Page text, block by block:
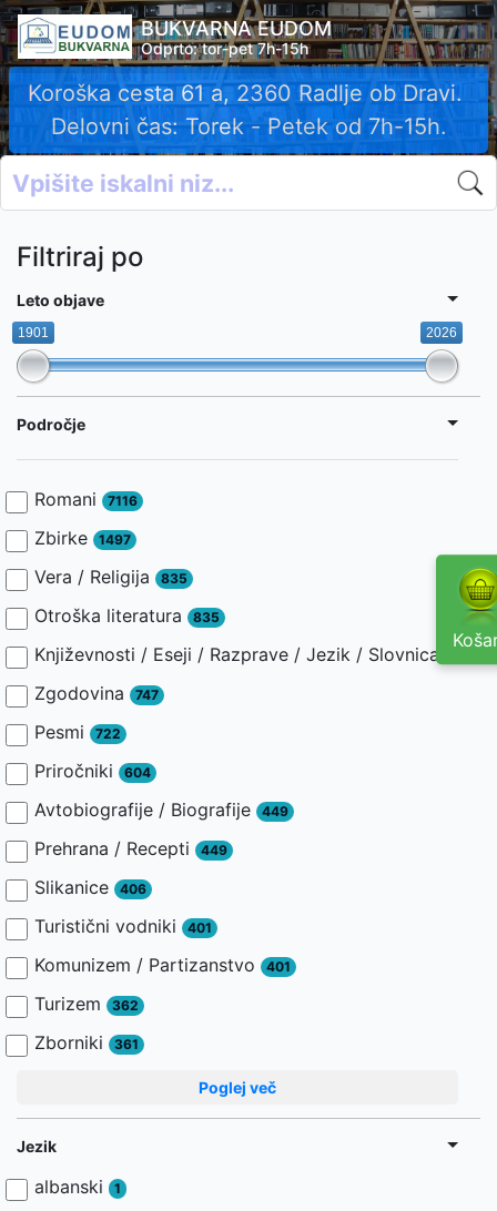
BUKVARNA EUDOM
Odprto: tor-pet 7h-15h
Vsako knjigo ovrednotimo ob rezervaciji.
Povprečna cena knjig je okrog 10 EUR.
Filtriraj po
Leto objave
1901 2026
Področje
Romani 7116
Zbirke 1497
Vera / Religija 835
Otroška literatura 835
Književnosti / Eseji / Razprave / Jezik / Slovnica /
Zgodovina
747
Pesmi 722
Priročniki 604
Avtobiografije / Biografije 449
Prehrana / Recepti 449
Slikanice 406
Turistični vodniki 401
Komunizem / Partizanstvo 401
Turizem 362
Zborniki 361
Poglej več
Jezik
albanski 1